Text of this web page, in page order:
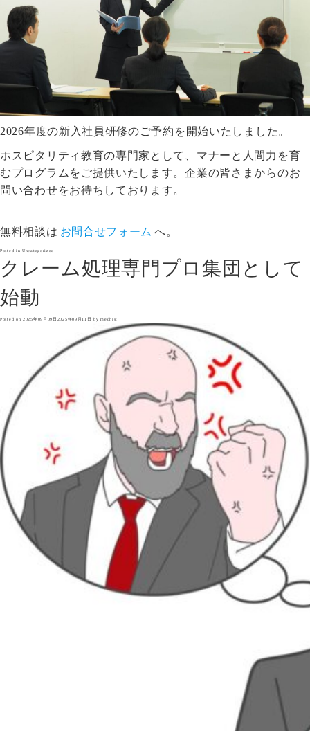
2026年度の新入社員研修のご予約を開始いたしました。
ホスピタリティ教育の専門家として、マナーと人間力を育
むプログラムをご提供いたします。企業の皆さまからのお
問い合わせをお待ちしております。
無料相談は お問合せフォーム へ。
Posted inUncategorized
クレーム処理専門プロ集団として
始動
Posted on2025年09月09日 2025年09月11日 bymedhist